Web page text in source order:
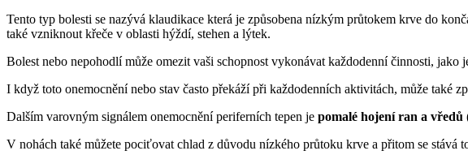
Tento typ bolesti se nazývá klaudikace která je způsobena nízkým průtokem krve do
také vzniknout křeče v oblasti hýždí, stehen a lýtek.
Bolest nebo nepohodlí může omezit vaši schopnost vykonávat každodenní činnosti, jako
I když toto onemocnění nebo stav často překáží při každodenních aktivitách, může také
Dalším varovným signálem onemocnění periferních tepen je pomalé hojení ran a vředů
V nohách také můžete pociťovat chlad z důvodu nízkého průtoku krve a přitom se stává